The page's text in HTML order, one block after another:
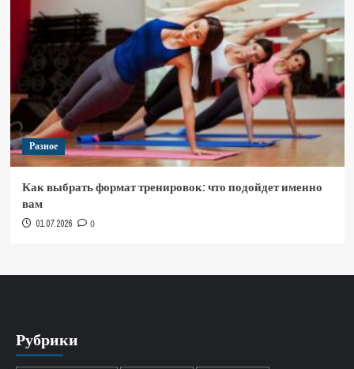
Разное
Как выбрать формат тренировок: что подойдет именно
вам
01.07.2026 0
Рубрики